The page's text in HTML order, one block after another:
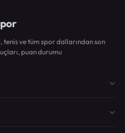
ve tüm spor dallarından son
puan durumu